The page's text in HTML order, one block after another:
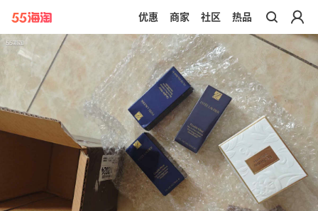
带你去官网买正品
优惠 商家 社区 热品